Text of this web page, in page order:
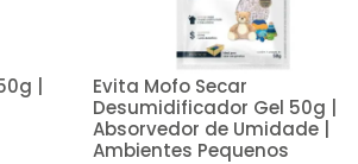
|
Evita Mofo Secar
Desumidificador Gel 50g |
Absorvedor de Umidade |
Ambientes Pequenos